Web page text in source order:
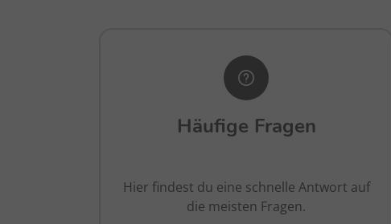
Häufige Fragen
Hier findest du eine schnelle Antwort auf
die meisten Fragen.